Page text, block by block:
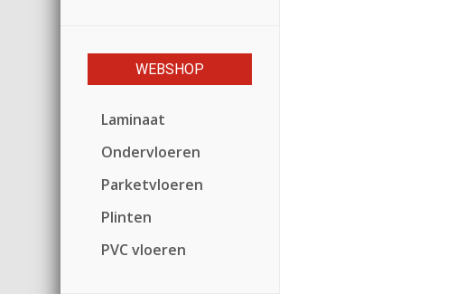
WEBSHOP
Laminaat
Ondervloeren
Parketvloeren
Plinten
PVC vloeren